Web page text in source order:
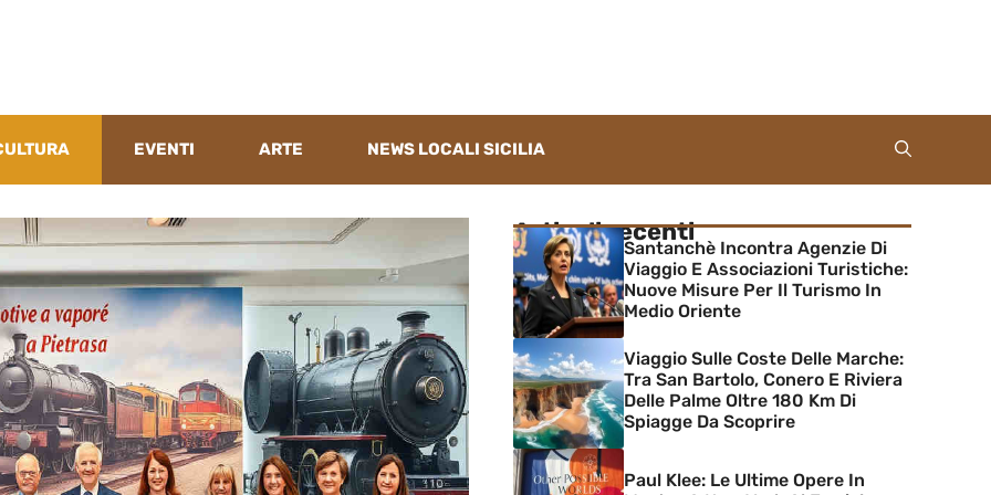
EVENTI ARTE NEWS LOCALI SICILIA
Articoli recenti
Santanchè Incontra Agenzie Di
Viaggio E Associazioni Turistiche:
Nuove Misure Per Il Turismo In
Medio Oriente
Viaggio Sulle Coste Delle Marche:
Tra San Bartolo, Conero E Riviera
Delle Palme Oltre 180 Km Di
Spiagge Da Scoprire
Paul Klee: Le Ultime Opere In